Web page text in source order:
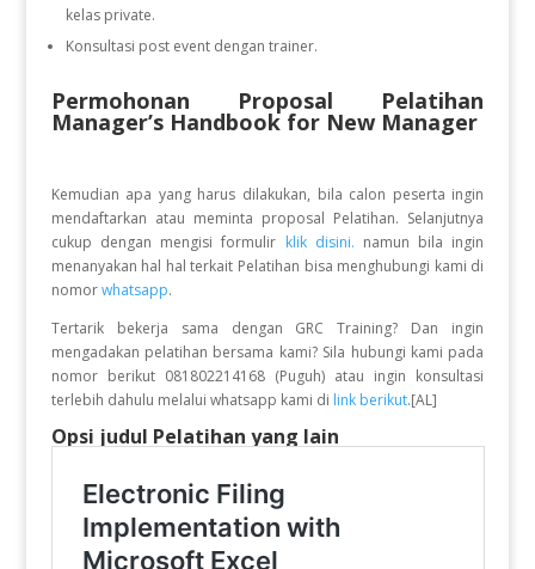
kelas private.
Konsultasi post event dengan trainer.
Permohonan Proposal Pelatihan
Manager’s Handbook for New Manager
Kemudian apa yang harus dilakukan, bila calon peserta ingin
mendaftarkan atau meminta proposal Pelatihan. Selanjutnya
cukup dengan mengisi formulir klik disini. namun bila ingin
menanyakan hal hal terkait Pelatihan bisa menghubungi kami di
nomor whatsapp.
Tertarik bekerja sama dengan GRC Training? Dan ingin
mengadakan pelatihan bersama kami? Sila hubungi kami pada
nomor berikut 081802214168 (Puguh) atau ingin konsultasi
terlebih dahulu melalui whatsapp kami di link berikut.[AL]
Opsi judul Pelatihan yang lain